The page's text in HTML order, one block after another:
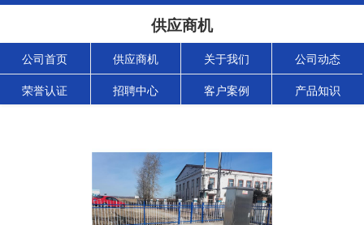
供应商机
公司首页 供应商机 关于我们 公司动态
荣誉认证 招聘中心 客户案例 产品知识